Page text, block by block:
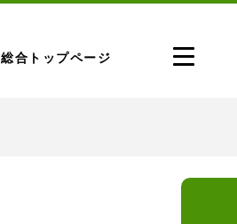
総合トップページ